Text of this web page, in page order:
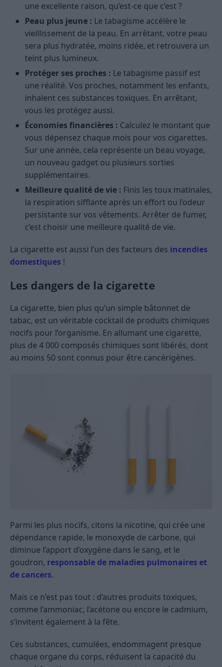
une excellente raison, qu’est-ce que c’est ?
Peau plus jeune : Le tabagisme accélère le
vieillissement de la peau. En arrêtant, votre peau
sera plus hydratée, moins ridée, et retrouvera un
teint plus lumineux.
Protéger ses proches : Le tabagisme passif est
une réalité. Vos proches, notamment les enfants,
inhalent ces substances toxiques. En arrêtant,
vous les protégez aussi.
Économies financières : Calculez le montant que
vous dépensez chaque mois pour vos cigarettes.
Sur une année, cela représente un beau voyage,
un nouveau gadget ou plusieurs sorties
supplémentaires.
Meilleure qualité de vie : Finis les toux matinales,
la respiration sifflante après un effort ou l’odeur
persistante sur vos vêtements. Arrêter de fumer,
c’est choisir une meilleure qualité de vie.
La cigarette est aussi l’un des facteurs des incendies
domestiques !
Les dangers de la cigarette
La cigarette, bien plus qu’un simple bâtonnet de
tabac, est un véritable cocktail de produits chimiques
nocifs pour l’organisme. En allumant une cigarette,
plus de 4 000 composés chimiques sont libérés, dont
au moins 50 sont connus pour être cancérigènes.
Parmi les plus nocifs, citons la nicotine, qui crée une
dépendance rapide, le monoxyde de carbone, qui
diminue l’apport d’oxygène dans le sang, et le
goudron, responsable de maladies pulmonaires et
de cancers.
Mais ce n’est pas tout : d’autres produits toxiques,
comme l’ammoniac, l’acétone ou encore le cadmium,
s’invitent également à la fête.
Ces substances, cumulées, endommagent presque
chaque organe du corps, réduisent la capacité du